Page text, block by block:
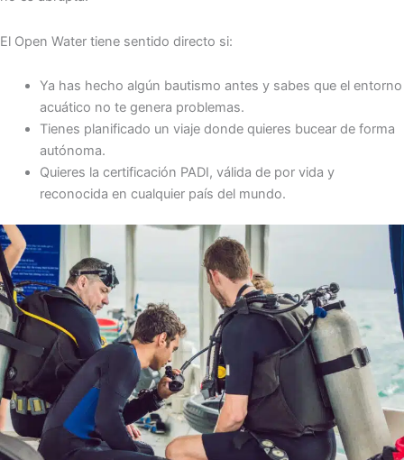
El Open Water tiene sentido directo si:
Ya has hecho algún bautismo antes y sabes que el entorno
acuático no te genera problemas.
Tienes planificado un viaje donde quieres bucear de forma
autónoma.
Quieres la certificación PADI, válida de por vida y
reconocida en cualquier país del mundo.